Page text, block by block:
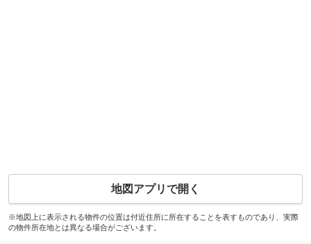
地図アプリで開く
※地図上に表示される物件の位置は付近住所に所在することを表すものであり、実際
の物件所在地とは異なる場合がございます。